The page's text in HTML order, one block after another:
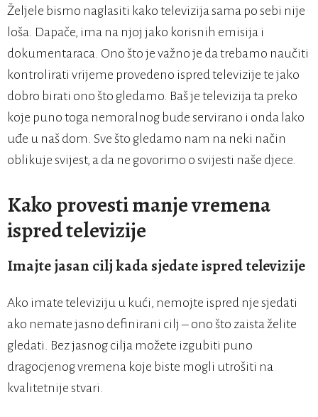
Željele bismo naglasiti kako televizija sama po sebi nije
loša. Dapače, ima na njoj jako korisnih emisija i
dokumentaraca. Ono što je važno je da trebamo naučiti
kontrolirati vrijeme provedeno ispred televizije te jako
dobro birati ono što gledamo. Baš je televizija ta preko
koje puno toga nemoralnog bude servirano i onda lako
uđe u naš dom. Sve što gledamo nam na neki način
oblikuje svijest, a da ne govorimo o svijesti naše djece.
Kako provesti manje vremena
ispred televizije
Imajte jasan cilj kada sjedate ispred televizije
Ako imate televiziju u kući, nemojte ispred nje sjedati
ako nemate jasno definirani cilj – ono što zaista želite
gledati. Bez jasnog cilja možete izgubiti puno
dragocjenog vremena koje biste mogli utrošiti na
kvalitetnije stvari.